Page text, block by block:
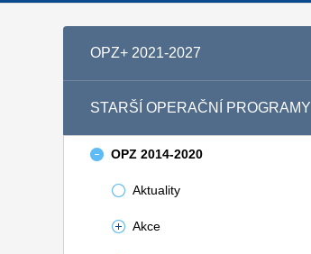
OPZ+ 2021-2027
STARŠÍ OPERAČNÍ PROGRAMY
OPZ 2014-2020
Aktuality
Akce